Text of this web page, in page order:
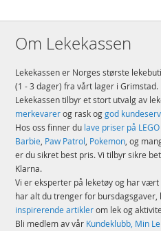
Om Lekekassen
Lekekassen er Norges største
(1 - 3 dager) fra vårt lager i Grimstad.
Lekekassen tilbyr et stort utvalg av
merkevarerog rask oggod
Hos oss finner du lave priser på LEGO
Barbie, Paw Patrol, Pokemon, og
er du sikret best pris. Vi tilbyr sikre
Klarna.
Vi er eksperter på leketøy og har
har alt du trenger for
inspirerende artiklerom lek og
Bli medlem av vår Kundeklubb, Min